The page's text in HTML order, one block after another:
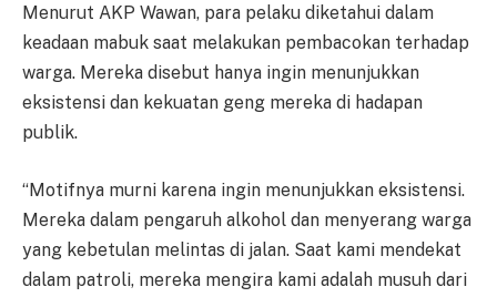
Menurut AKP Wawan, para pelaku diketahui dalam
keadaan mabuk saat melakukan pembacokan terhadap
warga. Mereka disebut hanya ingin menunjukkan
eksistensi dan kekuatan geng mereka di hadapan
publik.
“Motifnya murni karena ingin menunjukkan eksistensi.
Mereka dalam pengaruh alkohol dan menyerang warga
yang kebetulan melintas di jalan. Saat kami mendekat
dalam patroli, mereka mengira kami adalah musuh dari